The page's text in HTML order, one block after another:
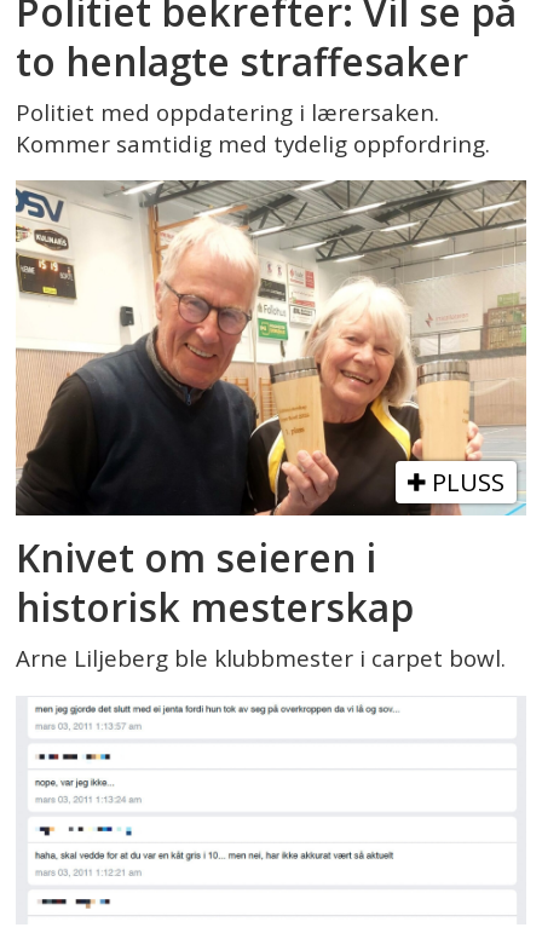
Politiet bekrefter: Vil se på
to henlagte straffesaker
Politiet med oppdatering i lærersaken.
Kommer samtidig med tydelig oppfordring.
PLUSS
Knivet om seieren i
historisk mesterskap
Arne Liljeberg ble klubbmester i carpet bowl.